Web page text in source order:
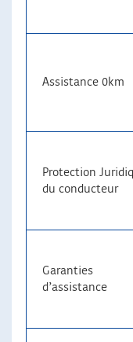
Assistance 0km
Protection
du conducteur
Garanties
d’assistance